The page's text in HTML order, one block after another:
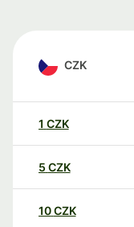
CZK
1 CZK
5 CZK
10CZK